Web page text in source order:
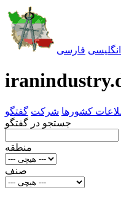
انگليسی فارسی
کشورها شرکت گفتگو
جستجو در گفتگو
منطقه
صنف